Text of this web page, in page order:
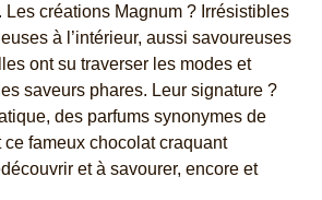
Les créations Magnum ? Irrésistibles
à l’intérieur, aussi savoureuses
ont su traverser les modes et
saveurs phares. Leur signature ?
des parfums synonymes de
ce fameux chocolat craquant
et à savourer, encore et